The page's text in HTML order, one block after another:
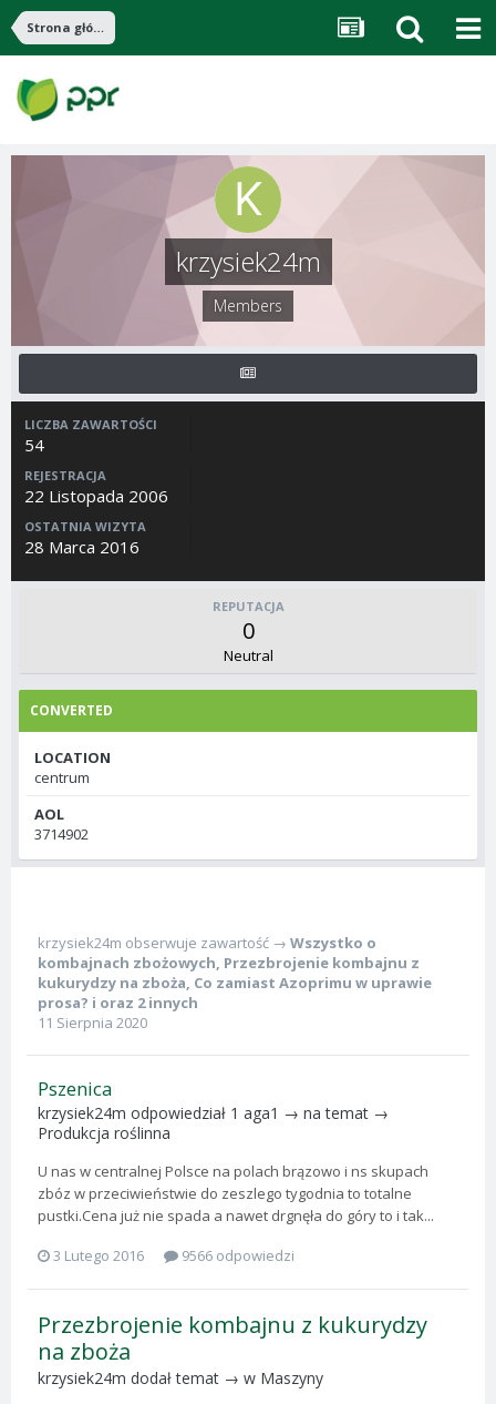
Strona główna
krzysiek24m
Members
LICZBA ZAWARTOŚCI
54
REJESTRACJA
22 Listopada 2006
OSTATNIA WIZYTA
28 Marca 2016
REPUTACJA
0
Neutral
CONVERTED
LOCATION
centrum
AOL
3714902
krzysiek24m obserwuje zawartość → Wszystko o
kombajnach zbożowych, Przezbrojenie kombajnu z
kukurydzy na zboża, Co zamiast Azoprimu w uprawie
prosa? i oraz 2 innych
11 Sierpnia 2020
Pszenica
krzysiek24m odpowiedział 1 aga1 → na temat →
Produkcja roślinna
U nas w centralnej Polsce na polach brązowo i ns skupach
zbóz w przeciwieństwie do zeszlego tygodnia to totalne
pustki.Cena już nie spada a nawet drgnęła do góry to i tak...
3 Lutego 2016
9566 odpowiedzi
Przezbrojenie kombajnu z kukurydzy
na zboża
krzysiek24m dodał temat → w Maszyny